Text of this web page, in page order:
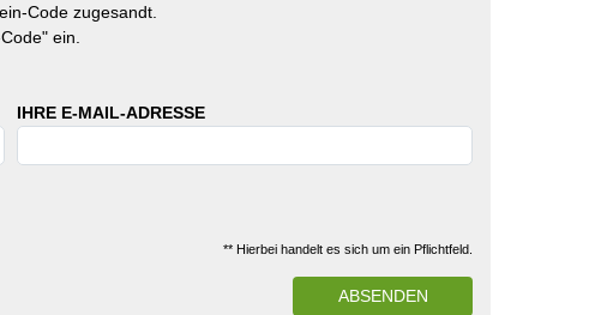
Code zugesandt.
ein.
IHRE E-MAIL-ADRESSE
** Hierbei handelt es sich um ein Pflichtfeld.
ABSENDEN